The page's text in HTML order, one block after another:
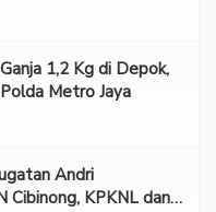
1,2 Kg di Depok,
Metro Jaya
Andri
Cibinong, KPKNL dan